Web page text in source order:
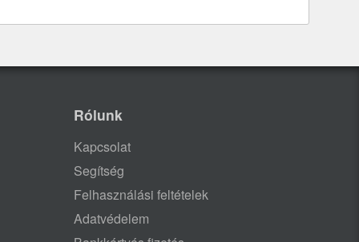
Rólunk
Kapcsolat
Segítség
Felhasználási feltételek
Adatvédelem